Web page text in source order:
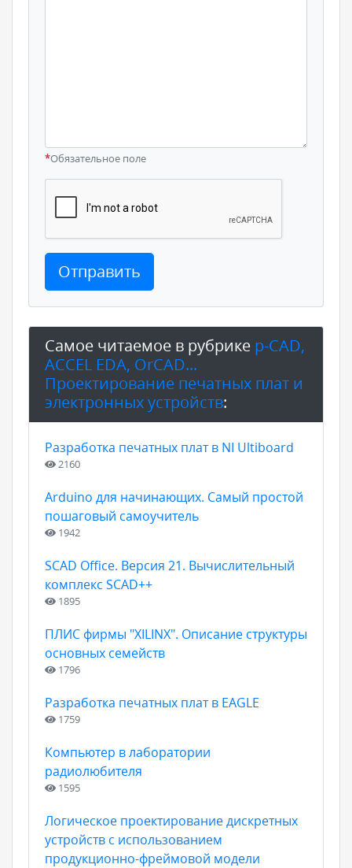
*Обязательное поле
Отправить
Самое читаемое в рубрике p-CAD,
ACCEL EDA, OrCAD...
Проектирование печатных плат и
электронных устройств:
Разработка печатных плат в NI Ultiboard
2160
Arduino для начинающих. Самый простой
пошаговый самоучитель
1942
SCAD Office. Версия 21. Вычислительный
комплекс SCAD++
1895
ПЛИС фирмы "XILINX". Описание структуры
основных семейств
1796
Разработка печатных плат в EAGLE
1759
Компьютер в лаборатории
радиолюбителя
1595
Логическое проектирование дискретных
устройств с использованием
продукционно-фреймовой модели